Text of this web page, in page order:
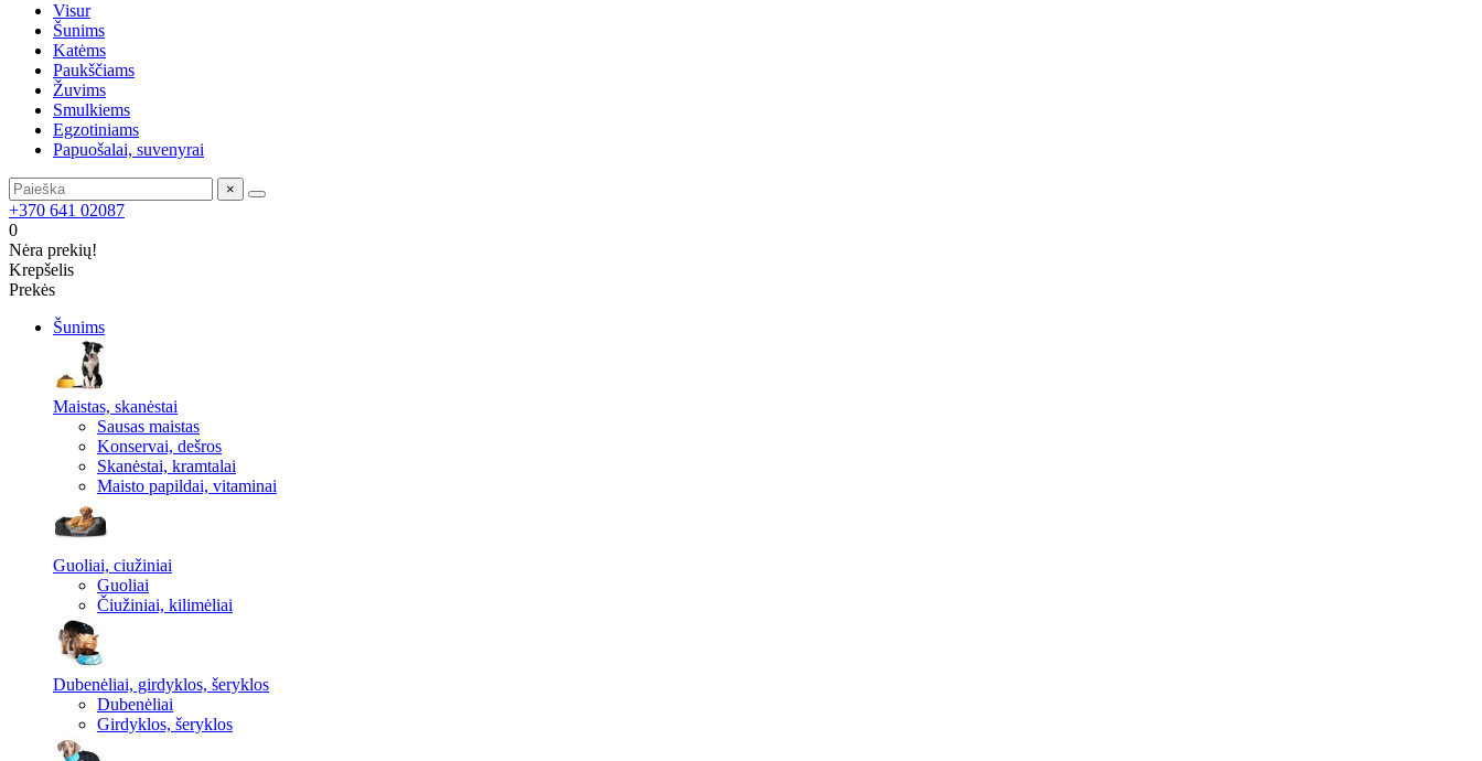
Visur
Šunims
Katėms
Paukščiams
Žuvims
Smulkiems
Egzotiniams
Papuošalai, suvenyrai
×
+370 641 02087
0
Nėra prekių!
Krepšelis
Prekės
Šunims
Maistas, skanėstai
Sausas maistas
Konservai, dešros
Skanėstai, kramtalai
Maisto papildai, vitaminai
Guoliai, ciužiniai
Guoliai
Čiužiniai, kilimėliai
Dubenėliai, girdyklos, šeryklos
Dubenėliai
Girdyklos, šeryklos